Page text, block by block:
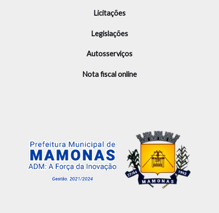
Licitações
Legislações
Autosserviços
Nota fiscal online